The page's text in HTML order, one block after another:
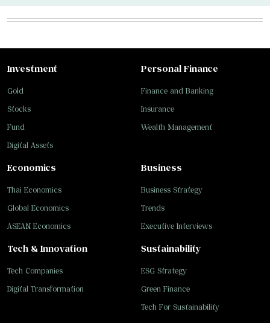
Investment
Gold
Stocks
Fund
Digital Assets
Personal Finance
Finance and Banking
Insurance
Wealth Management
Business
Business Strategy
Trends
Executive Interviews
Tech & Innovation
Tech Companies
Digital Transformation
Sustainability
ESG Strategy
Green Finance
Tech For Sustainability
Economics
Thai Economics
Global Economics
ASEAN Economics